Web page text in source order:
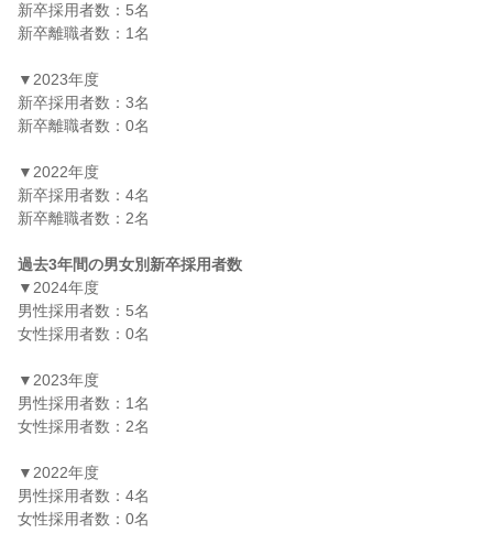
新卒採用者数：5名
新卒離職者数：1名
▼2023年度
新卒採用者数：3名
新卒離職者数：0名
▼2022年度
新卒採用者数：4名
新卒離職者数：2名
過去3年間の男女別新卒採用者数
▼2024年度
男性採用者数：5名
女性採用者数：0名
▼2023年度
男性採用者数：1名
女性採用者数：2名
▼2022年度
男性採用者数：4名
女性採用者数：0名